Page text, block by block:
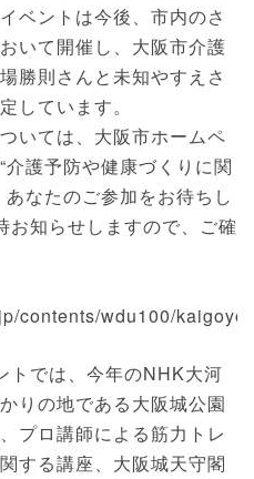
ベントは今後、市内のさ
いて開催し、大阪市介護
勝則さんと未知やすえさ
しています。
いては、大阪市ホームペ
護予防や健康づくりに関
なたのご参加をお待ちし
お知らせしますので、ご確
contents/wdu100/
では、今年のNHK大河
りの地である大阪城公園
プロ講師による筋力トレ
する講座、大阪城天守閣